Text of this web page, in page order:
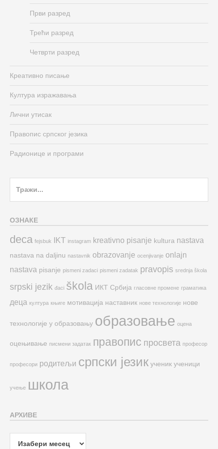
Први разред
Трећи разред
Четврти разред
Креативно писање
Култура изражавања
Лични утисак
Правопис српског језика
Радионице и програми
ОЗНАКЕ
deca fejsbuk IKT instagram kreativno pisanje kultura nastava
nastava na daljinu nastavnik obrazovanje ocenjivanje onlajn
nastava pisanje pismeni zadaci pismeni zadatak pravopis srednja škola
srpski jezik đaci škola ИКТ Србија гласовне промене граматика
деца култура књиге мотивација наставник нове технологије нове
технологије у образовању образовање оцена
оцењивање писмени задатак правопис просвета професор
професори родитељи српски језик ученик ученици
учење школа
АРХИВЕ
Архиве